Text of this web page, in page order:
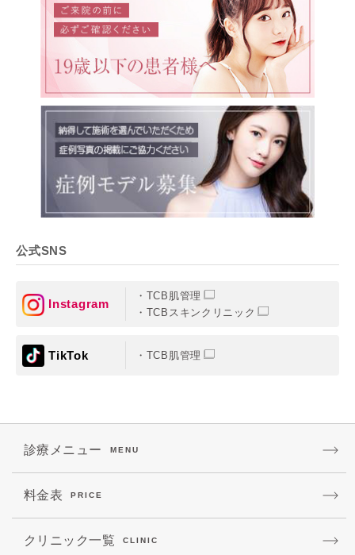
公式SNS
Instagram
TCB肌管理
TCBスキンクリニック
TikTok TCB肌管理
診療メニュー MENU
料金表 PRICE
クリニック一覧 CLINIC